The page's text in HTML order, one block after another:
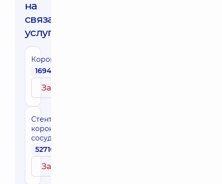
на
связанные
услуги
Коронарография
16940 грн
Записаться
Стентирование
коронарных
сосудов
52710 грн
Записаться